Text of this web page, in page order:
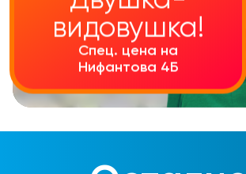
СТАРШИЙ
АЛИНА
видовушка!
Спец. цена на
Нифантова 4Б